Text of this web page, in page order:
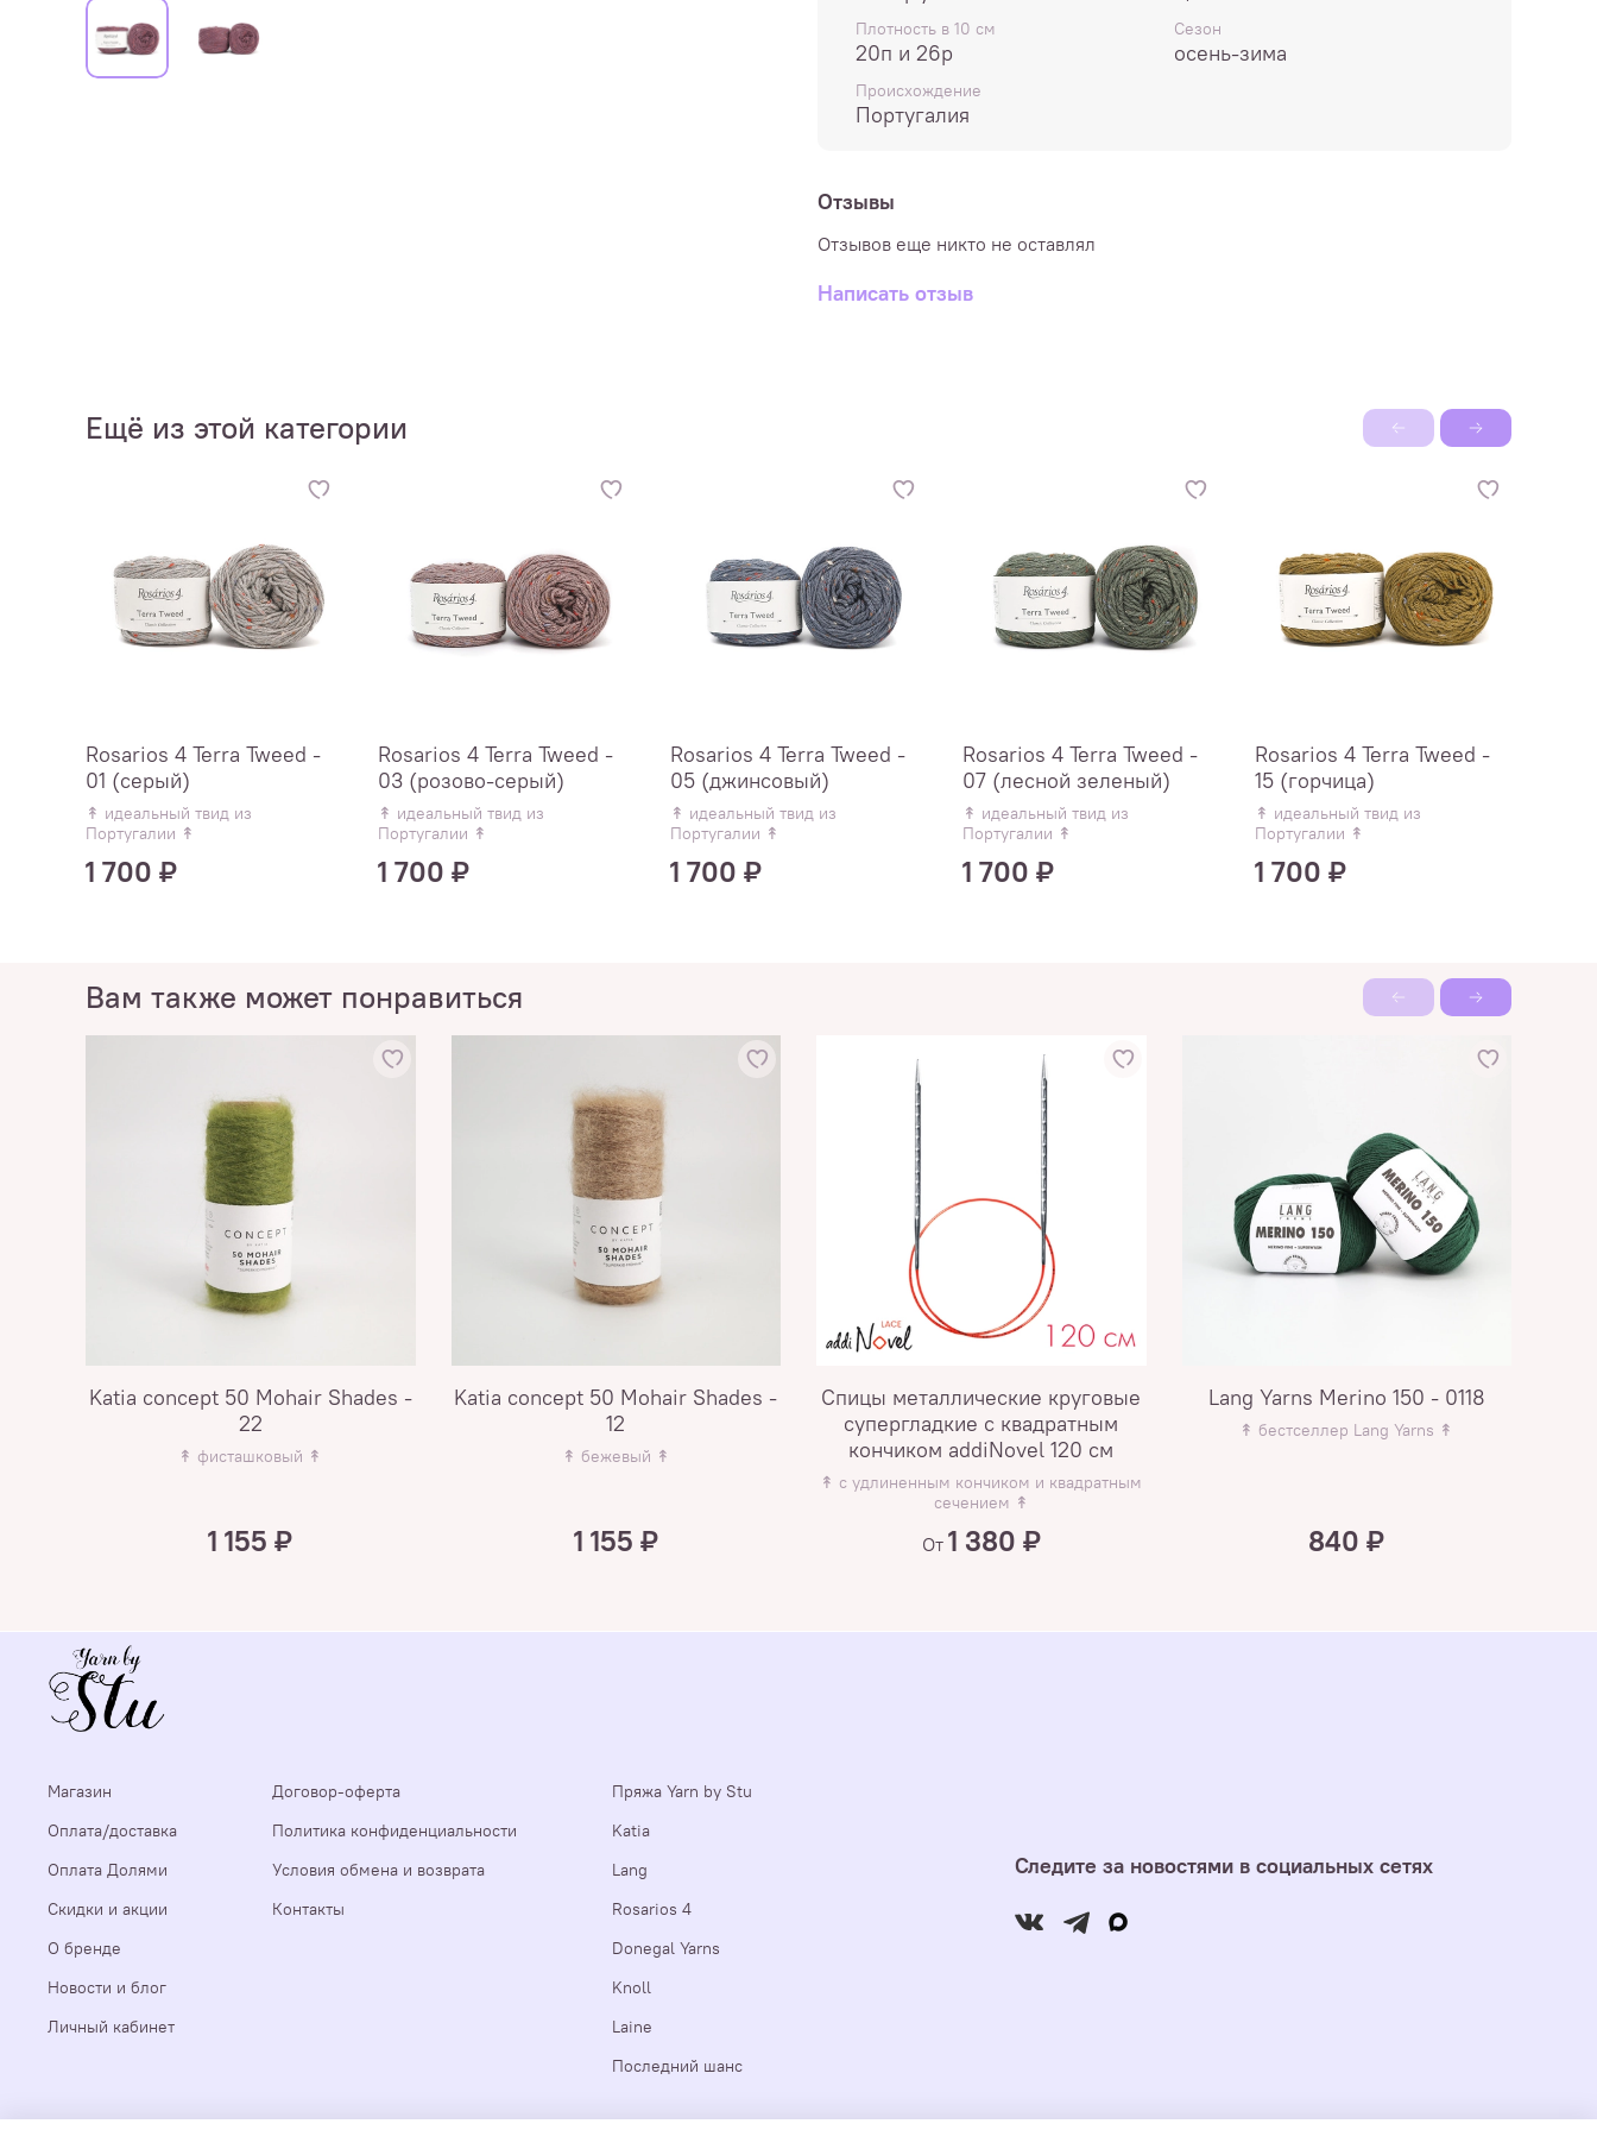
46) - 8-10 мотков, кардиган (женский, размер 46) - 10-12 мотков
Производство - Португалия.
Плотность в 10 см
20п и 26р
Сезон
осень-зима
Происхождение
Португалия
Отзывы
Отзывов еще никто не оставлял
Написать отзыв
Ещё из этой категории
Rosarios 4 Terra Tweed -
01 (серый)
↟ идеальный твид из
Португалии ↟
1 700 ₽
Rosarios 4 Terra Tweed -
03 (розово-серый)
↟ идеальный твид из
Португалии ↟
1 700 ₽
Rosarios 4 Terra Tweed -
05 (джинсовый)
↟ идеальный твид из
Португалии ↟
1 700 ₽
Rosarios 4 Terra Tweed -
07 (лесной зеленый)
↟ идеальный твид из
Португалии ↟
1 700 ₽
Rosarios 4 Terra Tweed -
15 (горчица)
↟ идеальный твид из
Португалии ↟
1 700 ₽
Вам также может понравиться
Katia concept 50 Mohair Shades -
22
↟ фисташковый ↟
1 155 ₽
Katia concept 50 Mohair Shades -
12
↟ бежевый ↟
1 155 ₽
Спицы металлические круговые
супергладкие c квадратным
кончиком addiNovel 120 см
↟ с удлиненным кончиком и квадратным
сечением ↟
От 1 380 ₽
Lang Yarns Merino 150 - 0118
↟ бестселлер Lang Yarns ↟
840 ₽
Магазин
Оплата/доставка
Оплата Долями
Скидки и акции
О бренде
Новости и блог
Личный кабинет
Договор-оферта
Политика конфиденциальности
Условия обмена и возврата
Контакты
Пряжа Yarn by Stu
Katia
Lang
Rosarios 4
Donegal Yarns
Knoll
Laine
Последний шанс
Следите за новостями в социальных сетях